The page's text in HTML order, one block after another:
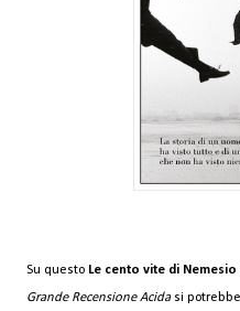
Su questo Le cento vite di Nemesio
Grande Recensione Acidasi